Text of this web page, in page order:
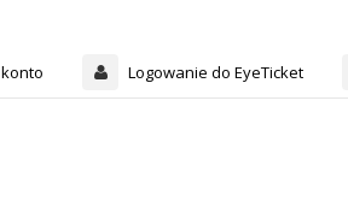
Logowanie do EyeTicket